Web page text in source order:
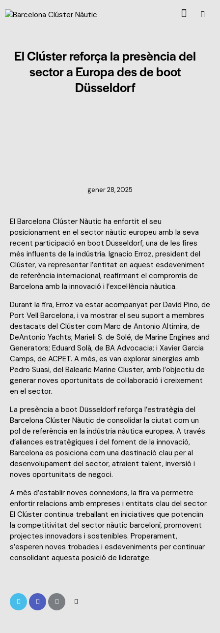
El Clúster reforça la presència del
sector a Europa des de boot
Düsseldorf
gener 28, 2025
El Barcelona Clúster Nàutic ha enfortit el seu
posicionament en el sector nàutic europeu amb la seva
recent participació en boot Düsseldorf, una de les fires
més influents de la indústria. Ignacio Erroz, president del
Clúster, va representar l’entitat en aquest esdeveniment
de referència internacional, reafirmant el compromís de
Barcelona amb la innovació i l’excel·lència nàutica.
Durant la fira, Erroz va estar acompanyat per David Pino, de
Port Vell Barcelona, i va mostrar el seu suport a membres
destacats del Clúster com Marc de Antonio Altimira, de
DeAntonio Yachts; Marieli S. de Solé, de Marine Engines and
Generators; Eduard Solà, de BA Advocacia; i Xavier Garcia
Camps, de ACPET. A més, es van explorar sinergies amb
Pedro Suasi, del Balearic Marine Cluster, amb l’objectiu de
generar noves oportunitats de col·laboració i creixement
en el sector.
La presència a boot Düsseldorf reforça l’estratègia del
Barcelona Clúster Nàutic de consolidar la ciutat com un
pol de referència en la indústria nàutica europea. A través
d’aliances estratègiques i del foment de la innovació,
Barcelona es posiciona com una destinació clau per al
desenvolupament del sector, atraient talent, inversió i
noves oportunitats de negoci.
A més d’establir noves connexions, la fira va permetre
enfortir relacions amb empreses i entitats clau del sector.
El Clúster continua treballant en iniciatives que potenciïn
la competitivitat del sector nàutic barceloní, promovent
projectes innovadors i sostenibles. Properament,
s’esperen noves trobades i esdeveniments per continuar
consolidant aquesta posició de lideratge.